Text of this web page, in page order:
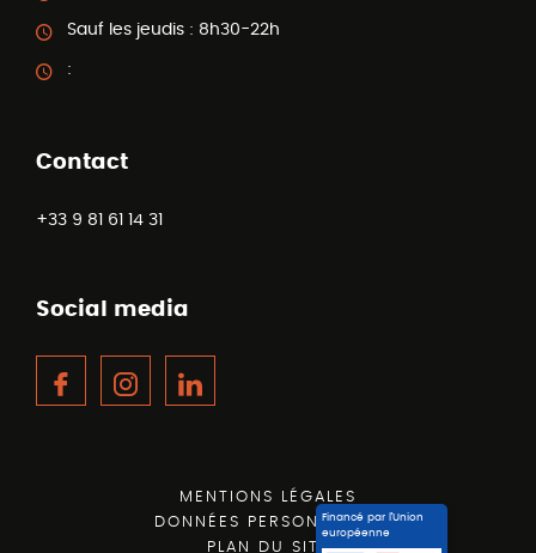
Sauf les jeudis : 8h30-22h
Financé par l’Union
européenne
:
Contact
+33 9 81 61 14 31
Social media
FacebookInstagram
MENTIONS LÉGALES
DONNÉES PERSONNELLES
PLAN DU SITE